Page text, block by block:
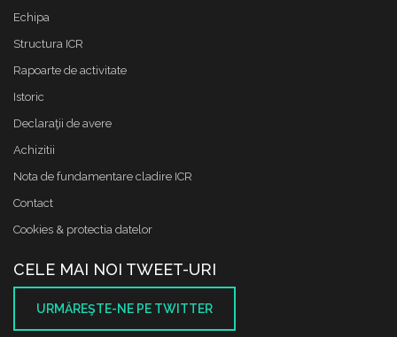
Echipa
Structura ICR
Rapoarte de activitate
Istoric
Declaraţii de avere
Achizitii
Nota de fundamentare cladire ICR
Contact
Cookies & protectia datelor
CELE MAI NOI TWEET-URI
URMĂREŞTE-NE PE TWITTER